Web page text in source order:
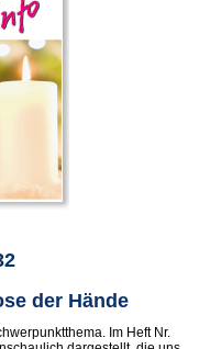
der Hände
Im Heft Nr.